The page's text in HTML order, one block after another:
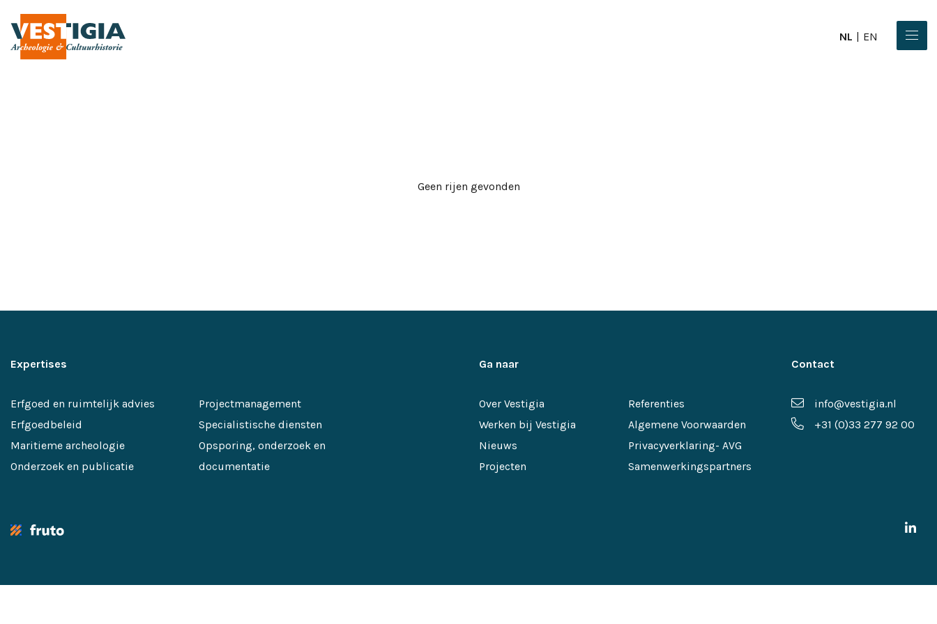
NL EN
Geen rijen gevonden
Expertises
Erfgoed en ruimtelijk advies
Erfgoedbeleid
Maritieme archeologie
Onderzoek en publicatie
Projectmanagement
Specialistische diensten
Opsporing, onderzoek en
documentatie
Ga naar
Over Vestigia
Werken bij Vestigia
Nieuws
Projecten
Referenties
Algemene Voorwaarden
Privacyverklaring- AVG
Samenwerkingspartners
Contact
info@vestigia.nl
+31 (0)33 277 92 00